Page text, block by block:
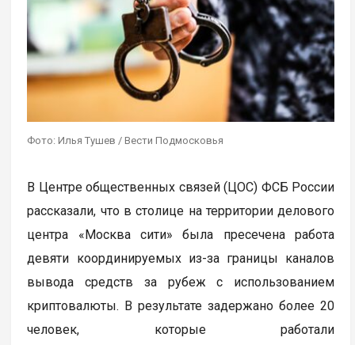
Фото: Илья Тушев / Вести Подмосковья
В Центре общественных связей (ЦОС) ФСБ России
рассказали, что в столице на территории делового
центра «Москва сити» была пресечена работа
девяти координируемых из-за границы каналов
вывода средств за рубеж с использованием
криптовалюты. В результате задержано более 20
человек, которые работали